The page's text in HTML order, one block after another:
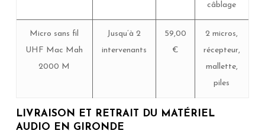
câblage
Micro sans fil
UHF Mac Mah
2000 M
Jusqu’à 2
intervenants
59,00
€
2 micros,
récepteur,
mallette,
piles
LIVRAISON ET RETRAIT DU MATÉRIEL
AUDIO EN GIRONDE